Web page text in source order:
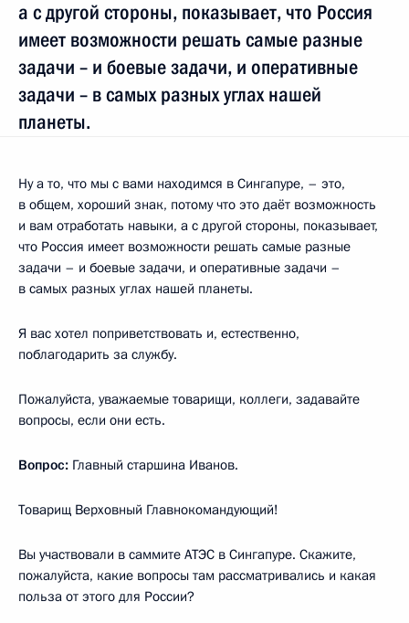
а с другой стороны, показывает, что Россия
имеет возможности решать самые разные
задачи – и боевые задачи, и оперативные
задачи – в самых разных углах нашей
планеты.
Ну а то, что мы с вами находимся в Сингапуре, – это,
в общем, хороший знак, потому что это даёт возможность
и вам отработать навыки, а с другой стороны, показывает,
что Россия имеет возможности решать самые разные
задачи – и боевые задачи, и оперативные задачи –
в самых разных углах нашей планеты.
Я вас хотел поприветствовать и, естественно,
поблагодарить за службу.
Пожалуйста, уважаемые товарищи, коллеги, задавайте
вопросы, если они есть.
Вопрос: Главный старшина Иванов.
Товарищ Верховный Главнокомандующий!
Вы участвовали в саммите АТЭС в Сингапуре. Скажите,
пожалуйста, какие вопросы там рассматривались и какая
польза от этого для России?